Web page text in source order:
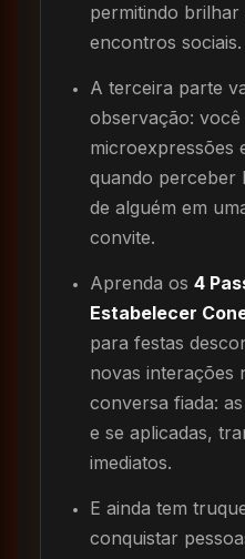
permitindo
encontros sociais.
A terceira parte
observação: você
microexpressões
quando perceber
de alguém em
convite.
Aprenda os 4
Estabelecer
para festas
novas interações
conversa fiada:
e se aplicadas,
imediatos.
E ainda tem
conquistar